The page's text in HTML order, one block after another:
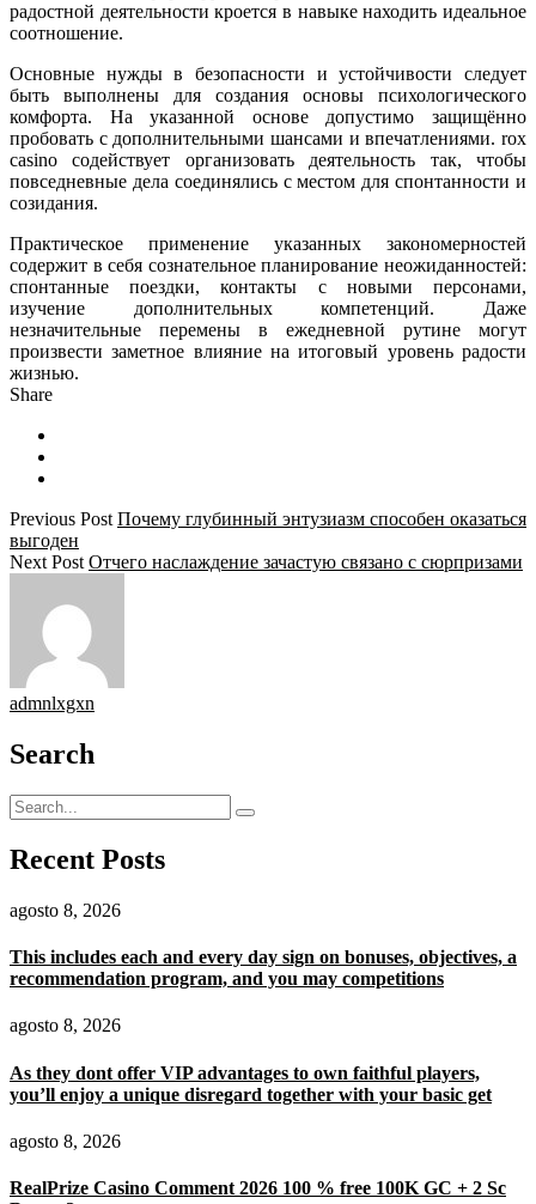
радостной деятельности кроется в навыке находить идеальное
соотношение.
Основные нужды в безопасности и устойчивости следует
быть выполнены для создания основы психологического
комфорта. На указанной основе допустимо защищённо
пробовать с дополнительными шансами и впечатлениями. rox
casino содействует организовать деятельность так, чтобы
повседневные дела соединялись с местом для спонтанности и
созидания.
Практическое применение указанных закономерностей
содержит в себя сознательное планирование неожиданностей:
спонтанные поездки, контакты с новыми персонами,
изучение дополнительных компетенций. Даже
незначительные перемены в ежедневной рутине могут
произвести заметное влияние на итоговый уровень радости
жизнью.
Share
Previous Post Почему глубинный энтузиазм способен оказаться
выгоден
Next Post Отчего наслаждение зачастую связано с сюрпризами
admnlxgxn
Search
Recent Posts
agosto 8, 2026
This includes each and every day sign on bonuses, objectives, a
recommendation program, and you may competitions
agosto 8, 2026
As they dont offer VIP advantages to own faithful players,
you’ll enjoy a unique disregard together with your basic get
agosto 8, 2026
RealPrize Casino Comment 2026 100 % free 100K GC + 2 Sc